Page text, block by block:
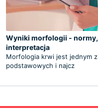
Wyniki morfologii - normy,
interpretacja
Morfologia krwi jest jednym z
podstawowych i najcz